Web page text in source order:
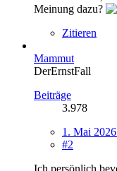
Meinung dazu?
Zitieren
Mammut
DerErnstFall
Beiträge
3.978
1. Mai
#2
Ich persönlich